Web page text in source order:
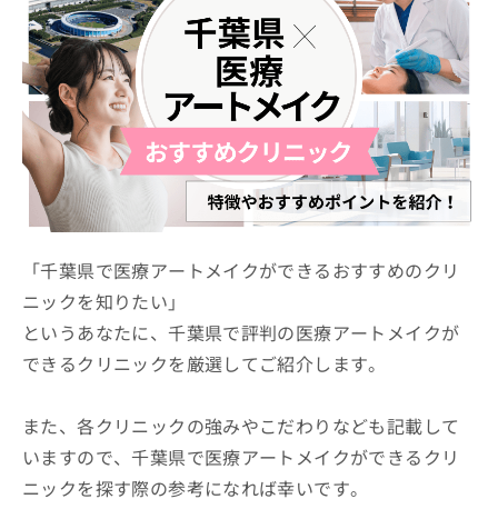
「千葉県で医療アートメイクができるおすすめのクリ
ニックを知りたい」
というあなたに、千葉県で評判の医療アートメイクが
できるクリニックを厳選してご紹介します。
また、各クリニックの強みやこだわりなども記載して
いますので、千葉県で医療アートメイクができるクリ
ニックを探す際の参考になれば幸いです。
イ
ナ
ビ
ク
リ
ニ
ッ
ク
ナ
関
る
お
問
い
わ
せ
は
こ
療
関
係
者
の
方
は
こ
ら
告
出
稿
の
問
合
わ
広
告
代
店
方
は
ち